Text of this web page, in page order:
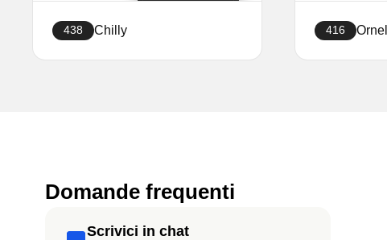
438 Chilly 416
Domande frequenti
Scrivici in chat